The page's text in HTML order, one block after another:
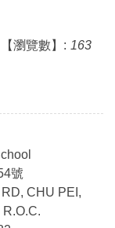
【瀏覽數】: 163
號
CHU PEI,